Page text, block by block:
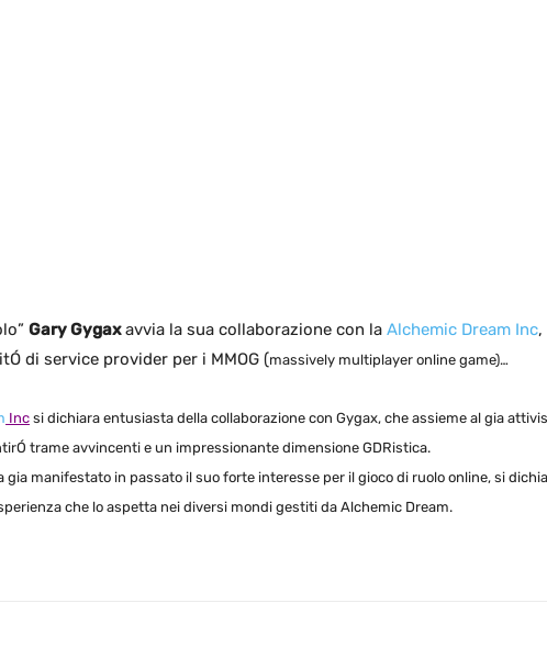
Gary Gygaxavvia la sua collaborazione con la Alchemic Dream Inc,
di service provider per i MMOG (massively multiplayer online game)…
Inc si dichiara entusiasta della collaborazione con Gygax, che assieme al gia
trame avvincenti e un impressionante dimensione GDRistica.
gia manifestato in passato il suo forte interesse per il gioco di ruolo online, si
che lo aspetta nei diversi mondi gestiti da Alchemic Dream.